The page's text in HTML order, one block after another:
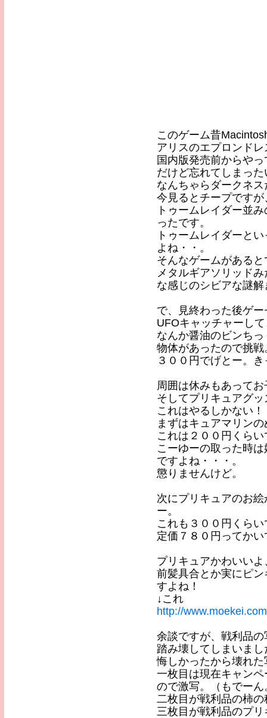
このゲーム昔
アリスのエプロンド
国内版発売前からや
だけど忘れてしまった
なんちゃらダークネ
今見るとチープです
トゥームレイダー並
ったです。
トゥームレイダーと
よね・・。
そんなゲームがあると
メタルギアソリッド
な感じのシビアな謎
で、見終わった後ゲ
UFOキャッチャーし
なんか醤油のビンち
物体があったので挑戦
３００円でげとー。
周囲は休みもあって
そしてプリキュアグ
これはやるしかない
まずはキュアマリン
これは２００円くら
こーゆーの取った時
ですよね・・・。
懲りませんけど。
次にプリキュアのお
ー。
これも３００円くら
定価７８０円ってか
プリキュアかわいい
前髪具合とか実にピ
すよね！
↓これ
http://
余談ですが、戦利品
踏み壊してしまいま
悔しかったから壊れ
一枚目は現在キャン
ので激写。（もでーん
二枚目が戦利品の柿
三枚目が戦利品のプ